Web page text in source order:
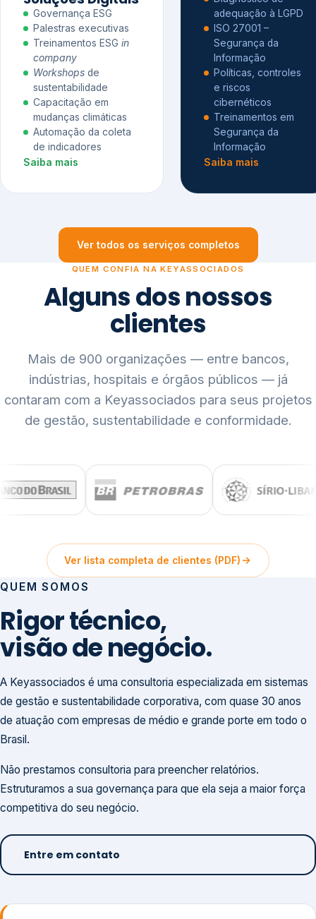
Governança ESG
Palestras executivas
Treinamentos ESG in
company
Workshops de
sustentabilidade
Capacitação em
mudanças climáticas
Automação da coleta
de indicadores
Saiba mais
adequação à LGPD
ISO 27001 –
Segurança da
Informação
Políticas, controles
e riscos
cibernéticos
Treinamentos em
Segurança da
Informação
Saiba mais
Ver todos os serviços completos
QUEM CONFIA NA KEYASSOCIADOS
Alguns dos nossos
clientes
Mais de 900 organizações — entre bancos,
indústrias, hospitais e órgãos públicos — já
contaram com a Keyassociados para seus projetos
de gestão, sustentabilidade e conformidade.
Ver lista completa de clientes (PDF)
QUEM SOMOS
Rigor técnico,
visão de negócio.
A Keyassociados é uma consultoria especializada em sistemas
de gestão e sustentabilidade corporativa, com quase 30 anos
de atuação com empresas de médio e grande porte em todo o
Brasil.
Não prestamos consultoria para preencher relatórios.
Estruturamos a sua governança para que ela seja a maior força
competitiva do seu negócio.
Entre em contato